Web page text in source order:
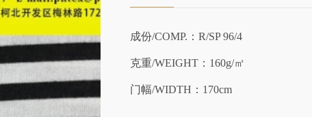
成份/COMP.：R/SP 96/4
克重/WEIGHT：160g/㎡
门幅/WIDTH：170cm